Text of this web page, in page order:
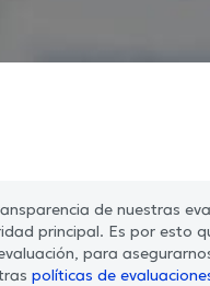
de nuestras
principal. Es por esto
para
políticas de